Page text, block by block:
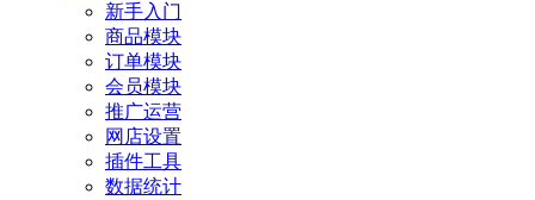
新手入门
商品模块
订单模块
会员模块
推广运营
网店设置
插件工具
数据统计